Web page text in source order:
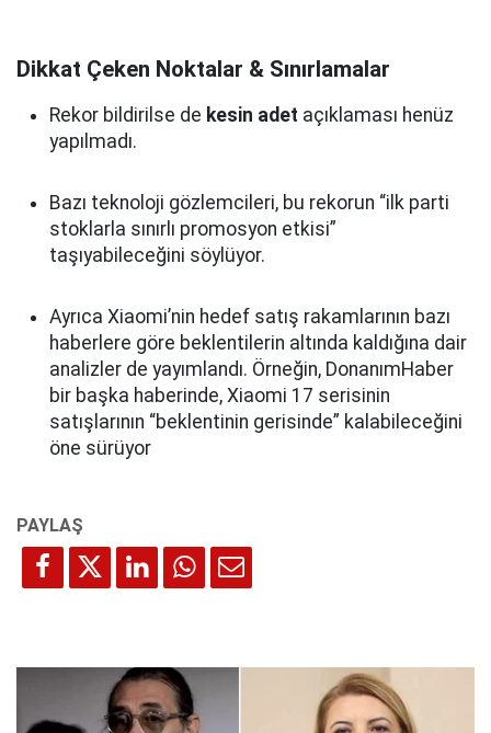
Dikkat Çeken Noktalar & Sınırlamalar
Rekor bildirilse de kesin adet açıklaması henüz
yapılmadı.
Bazı teknoloji gözlemcileri, bu rekorun “ilk parti
stoklarla sınırlı promosyon etkisi”
taşıyabileceğini söylüyor.
Ayrıca Xiaomi’nin hedef satış rakamlarının bazı
haberlere göre beklentilerin altında kaldığına dair
analizler de yayımlandı. Örneğin, DonanımHaber
bir başka haberinde, Xiaomi 17 serisinin
satışlarının “beklentinin gerisinde” kalabileceğini
öne sürüyor